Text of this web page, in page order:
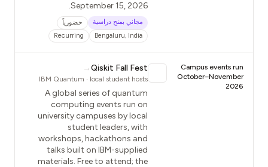
September 15, 2026.
مجاني بمنح دراسية
حضورياً
Bengaluru, India
Recurring
Campus events run
October–November
2026
Qiskit Fall Fest
→
IBM Quantum · local student hosts
A global series of quantum
computing events run on
university campuses by local
student leaders, with
workshops, hackathons and
talks built on IBM-supplied
materials. Free to attend; the